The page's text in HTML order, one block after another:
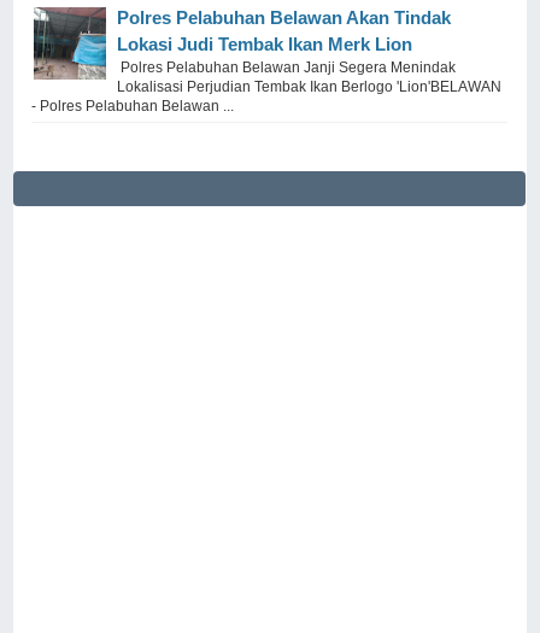
Polres Pelabuhan Belawan Akan Tindak
Lokasi Judi Tembak Ikan Merk Lion
Polres Pelabuhan Belawan Janji Segera Menindak
Lokalisasi Perjudian Tembak Ikan Berlogo 'Lion'BELAWAN
- Polres Pelabuhan Belawan ...